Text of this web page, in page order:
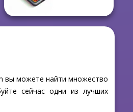
вы можете найти множество
сейчас одни из лучших